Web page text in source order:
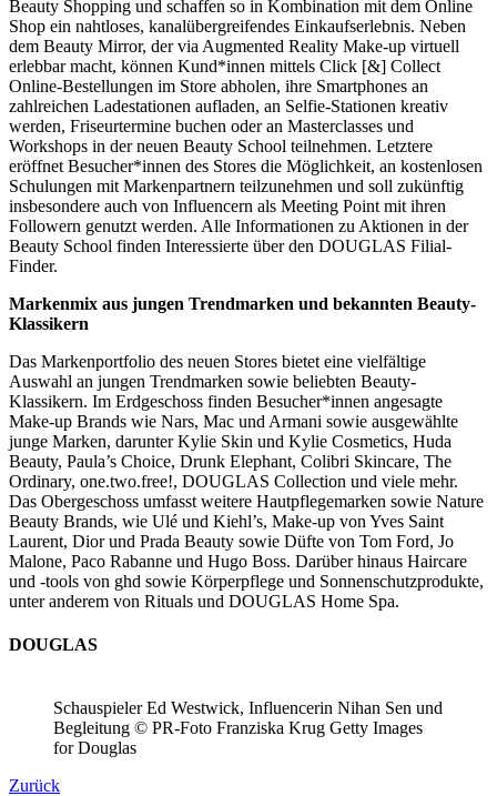
Beauty Shopping und schaffen so in Kombination mit dem Online
Shop ein nahtloses, kanalübergreifendes Einkaufserlebnis. Neben
dem Beauty Mirror, der via Augmented Reality Make-up virtuell
erlebbar macht, können Kund*innen mittels Click [&] Collect
Online-Bestellungen im Store abholen, ihre Smartphones an
zahlreichen Ladestationen aufladen, an Selfie-Stationen kreativ
werden, Friseurtermine buchen oder an Masterclasses und
Workshops in der neuen Beauty School teilnehmen. Letztere
eröffnet Besucher*innen des Stores die Möglichkeit, an kostenlosen
Schulungen mit Markenpartnern teilzunehmen und soll zukünftig
insbesondere auch von Influencern als Meeting Point mit ihren
Followern genutzt werden. Alle Informationen zu Aktionen in der
Beauty School finden Interessierte über den DOUGLAS Filial-
Finder.
Markenmix aus jungen Trendmarken und bekannten Beauty-
Klassikern
Das Markenportfolio des neuen Stores bietet eine vielfältige
Auswahl an jungen Trendmarken sowie beliebten Beauty-
Klassikern. Im Erdgeschoss finden Besucher*innen angesagte
Make-up Brands wie Nars, Mac und Armani sowie ausgewählte
junge Marken, darunter Kylie Skin und Kylie Cosmetics, Huda
Beauty, Paula’s Choice, Drunk Elephant, Colibri Skincare, The
Ordinary, one.two.free!, DOUGLAS Collection und viele mehr.
Das Obergeschoss umfasst weitere Hautpflegemarken sowie Nature
Beauty Brands, wie Ulé und Kiehl’s, Make-up von Yves Saint
Laurent, Dior und Prada Beauty sowie Düfte von Tom Ford, Jo
Malone, Paco Rabanne und Hugo Boss. Darüber hinaus Haircare
und -tools von ghd sowie Körperpflege und Sonnenschutzprodukte,
unter anderem von Rituals und DOUGLAS Home Spa.
DOUGLAS
Schauspieler Ed Westwick, Influencerin Nihan Sen und
Begleitung © PR-Foto Franziska Krug Getty Images
for Douglas
Zurück